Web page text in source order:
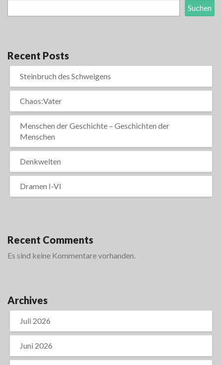
Suchen
Recent Posts
Steinbruch des Schweigens
Chaos:Vater
Menschen der Geschichte – Geschichten der
Menschen
Denkwelten
Dramen I-VI
Recent Comments
Es sind keine Kommentare vorhanden.
Archives
Juli 2026
Juni 2026